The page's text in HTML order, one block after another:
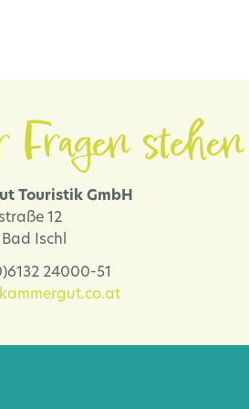
Fragen
Touristik GmbH
12
Ischl
24000-51